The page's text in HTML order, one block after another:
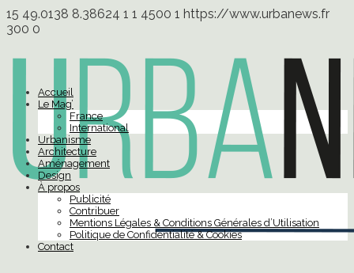
15 49.0138 8.38624 1 1 4500 1 https://www.urbanews.fr
300 0
Accueil
Le Mag’
France
International
Urbanisme
Architecture
Aménagement
Design
À propos
Publicité
Contribuer
Mentions Légales & Conditions Générales d’Utilisation
Politique de Confidentialité & Cookies
Contact